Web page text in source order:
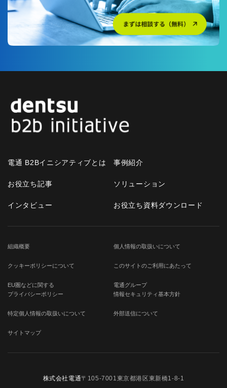
電通 B2Bイニシアティブとは
お役立ち記事
インタビュー
事例紹介
ソリューション
お役立ち資料ダウンロード
組織概要 個人情報の取扱いについて
クッキーポリシーについて このサイトのご利用にあたって
EU圏などに関する
プライバシーポリシー
電通グループ
情報セキュリティ基本方針
特定個人情報の取扱いについて 外部送信について
サイトマップ
株式会社電通〒105-7001東京都港区東新橋1-8-1